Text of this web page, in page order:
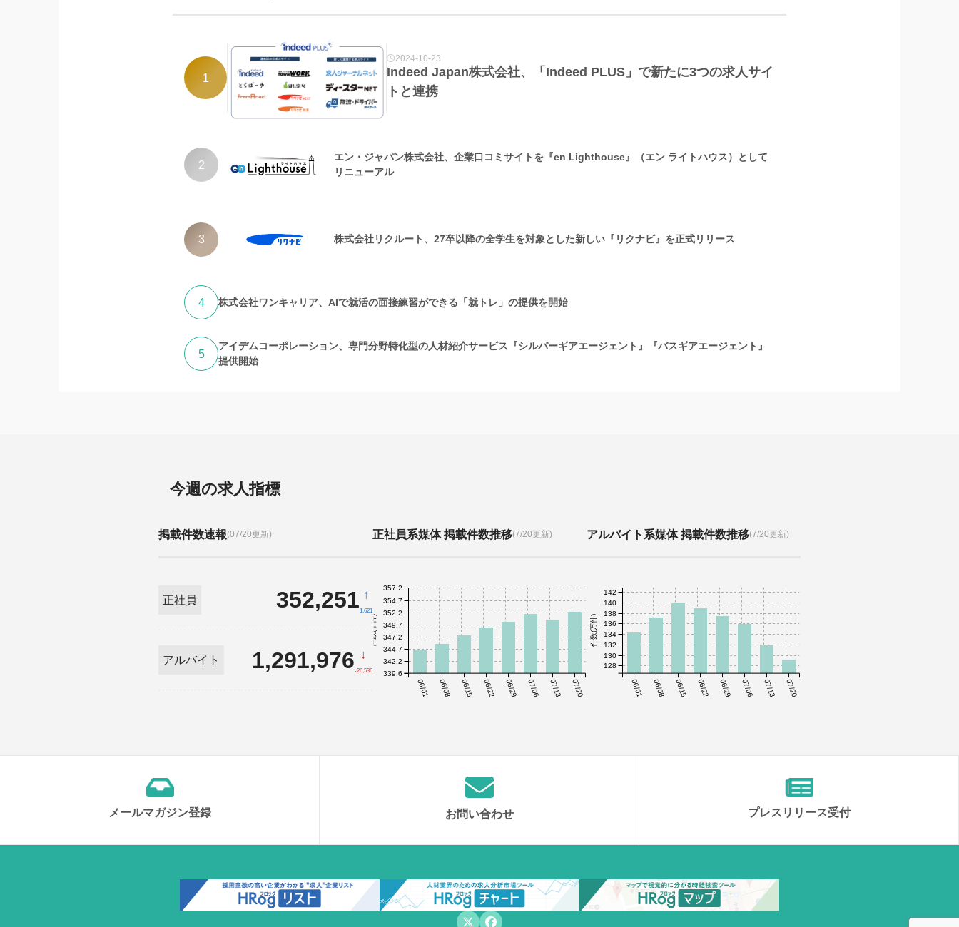
1
2024-10-23
Indeed Japan株式会社、「Indeed PLUS」で新たに3つの求人サイ
トと連携
2
エン・ジャパン株式会社、企業口コミサイトを『en Lighthouse』（エン ライトハウス）として
リニューアル
3 株式会社リクルート、27卒以降の全学生を対象とした新しい『リクナビ』を正式リリース
4 株式会社ワンキャリア、AIで就活の面接練習ができる「就トレ」の提供を開始
5
アイデムコーポレーション、専門分野特化型の人材紹介サービス『シルバーギアエージェント』『バスギアエージェント』
提供開始
今週の求人指標
掲載件数速報(07/20更新)
正社員 352,251 ↑
1,621
アルバイト 1,291,976 ↓
-26,536
正社員系媒体 掲載件数推移(7/20更新)
06/01 06/08 06/15 06/22 06/29 07/06 07/13 07/20
件数(千件)
339.6
342.2
344.7
347.2
349.7
352.2
354.7
357.2
アルバイト系媒体 掲載件数推移(7/20更新)
06/01 06/08 06/15 06/22 06/29 07/06 07/13 07/20
件数(万件)
128
130
132
134
136
138
140
142
メールマガジン登録 お問い合わせ プレスリリース受付